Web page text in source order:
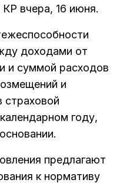
КР вчера, 16 июня.
доходами от
и суммой расходов
и
страховой
году,
предлагают
к нормативу